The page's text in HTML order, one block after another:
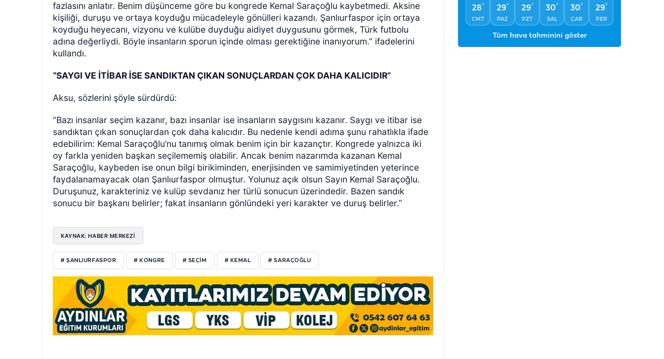
fazlasını anlatır. Benim düşünceme göre bu kongrede Kemal Saraçoğlu kaybetmedi. Aksine
kişiliği, duruşu ve ortaya koyduğu mücadeleyle gönülleri kazandı. Şanlıurfaspor için ortaya
koyduğu heyecanı, vizyonu ve kulübe duyduğu aidiyet duygusunu görmek, Türk futbolu
adına değerliydi. Böyle insanların sporun içinde olması gerektiğine inanıyorum.” ifadelerini
kullandı.
“SAYGI VE İTİBAR İSE SANDIKTAN ÇIKAN SONUÇLARDAN ÇOK DAHA KALICIDIR”
Aksu, sözlerini şöyle sürdürdü:
“Bazı insanlar seçim kazanır, bazı insanlar ise insanların saygısını kazanır. Saygı ve itibar ise
sandıktan çıkan sonuçlardan çok daha kalıcıdır. Bu nedenle kendi adıma şunu rahatlıkla ifade
edebilirim: Kemal Saraçoğlu’nu tanımış olmak benim için bir kazançtır. Kongrede yalnızca iki
oy farkla yeniden başkan seçilememiş olabilir. Ancak benim nazarımda kazanan Kemal
Saraçoğlu, kaybeden ise onun bilgi birikiminden, enerjisinden ve samimiyetinden yeterince
faydalanamayacak olan Şanlıurfaspor olmuştur. Yolunuz açık olsun Sayın Kemal Saraçoğlu.
Duruşunuz, karakteriniz ve kulüp sevdanız her türlü sonucun üzerindedir. Bazen sandık
sonucu bir başkanı belirler; fakat insanların gönlündeki yeri karakter ve duruş belirler.”
KAYNAK: HABER MERKEZİ
# ŞANLIURFASPOR # KONGRE # SEÇİM # KEMAL # SARAÇOĞLU
Tüm hava tahminini göster